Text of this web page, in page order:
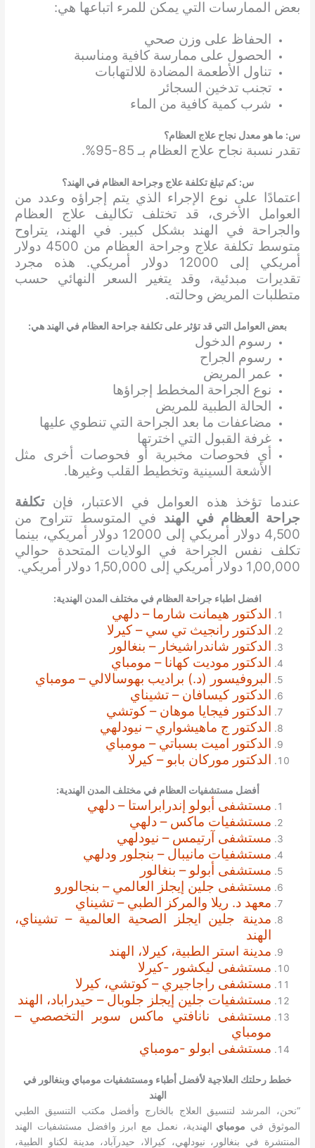
بعض الممارسات التي يمكن للمرء اتباعها هي:
الحفاظ على وزن صحي
الحصول على ممارسة كافية ومناسبة
تناول الأطعمة المضادة للالتهابات
تجنب تدخين السجائر
شرب كمية كافية من الماء
س: ما هو معدل نجاح علاج العظام؟
تقدر نسبة نجاح علاج العظام بـ 85-95%.
س: كم تبلغ تكلفة علاج وجراحة العظام في الهند؟
اعتمادًا على نوع الإجراء الذي يتم إجراؤه وعدد من
العوامل الأخرى، قد تختلف تكاليف علاج العظام
والجراحة في الهند بشكل كبير. في الهند، يتراوح
متوسط تكلفة علاج وجراحة العظام من 4500 دولار
أمريكي إلى 12000 دولار أمريكي. هذه مجرد
تقديرات مبدئية، وقد يتغير السعر النهائي حسب
متطلبات المريض وحالته.
بعض العوامل التي قد تؤثر على تكلفة جراحة العظام في الهند هي:
رسوم الدخول
رسوم الجراح
عمر المريض
نوع الجراحة المخطط إجراؤها
الحالة الطبية للمريض
مضاعفات ما بعد الجراحة التي تنطوي عليها
غرفة القبول التي اخترتها
أي فحوصات مخبرية أو فحوصات أخرى مثل
الأشعة السينية وتخطيط القلب وغيرها.
عندما تؤخذ هذه العوامل في الاعتبار، فإنتكلفة
جراحة العظام في الهند في المتوسط تتراوح من
4,500 دولار أمريكي إلى 12000 دولار أمريكي، بينما
تكلف نفس الجراحة في الولايات المتحدة حوالي
1,00,000 دولار أمريكي إلى 1,50,000 دولار أمريكي.
افضل اطباء جراحة العظام في مختلف المدن الهندية:
الدكتور هيمانت شارما – دلهي
الدكتور رانجيث تي سي – كيرلا
الدكتور شاندراشيخار – بنغالور
الدكتور موديت كهانا – مومباي
البروفيسور (د.) براديب بهوسالالي – مومباي
الدكتور كيسافان – تشيناي
الدكتور فيجايا موهان – كوتشي
الدكتور ج ماهيشواري – نيودلهي
الدكتور اميت بسباتي – مومباي
الدكتور موركان بابو – كيرلا
أفضل مستشفيات العظام في مختلف المدن الهندية:
مستشفى أبولو إندرابراستا – دلهي
مستشفيات ماكس – دلهي
مستشفى آرتيمس – نيودلهي
مستشفيات مانيبال – بنجلور ودلهي
مستشفى أبولو – بنغالور
مستشفى جلين إيجلز العالمي – بنجالورو
معهد د. ريلا والمركز الطبي – تشيناي
مدينة جلين ايجلز الصحية العالمية – تشيناي،
الهند
مدينة استر الطبية، كيرلا، الهند
مستشفى ليكشور -كيرلا
مستشفى راجاجيري – كوتشي، كيرلا
مستشفيات جلين إيجلز جلوبال – حيدراباد، الهند
مستشفى نانافتي ماكس سوبر التخصصي –
مومباي
مستشفى ابولو -مومباي
خطط رحلتك العلاجية لأفضل أطباء ومستشفيات مومباي وبنغالور في
الهند
“نحن، المرشد لتنسيق العلاج بالخارج وأفضل مكتب التنسيق الطبي
الموثوق في مومباي الهندية، نعمل مع ابرز وافضل مستشفيات الهند
المنتشرة في بنغالور، نيودلهي، كيرالا، حيدرآباد، مدينة لكناو الطبية،